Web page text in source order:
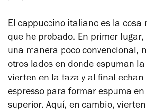
El cappuccino italiano es la cosa
que he probado. En primer lugar,
una manera poco convencional,
otros lados en donde espuman la
vierten en la taza y al final echan
espresso para formar espuma
superior. Aquí, en cambio,